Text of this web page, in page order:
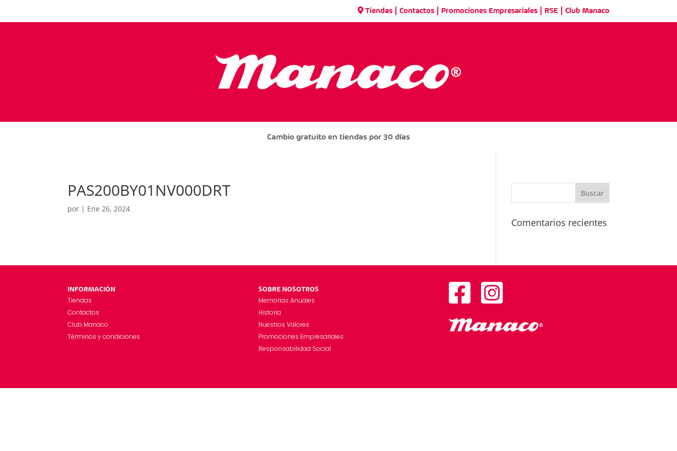
Tiendas| Contactos| Promociones Empresariales| RSE| Club Manaco
Cambio gratuito en tiendas por 30 días
PAS200BY01NV000DRT
por | Ene 26, 2024
Comentarios recientes
INFORMACIÓN
Tiendas
Contactos
Club Manaco
Términos y condiciones
SOBRE NOSOTROS
Memorias Anuales
Historia
Nuestros Valores
Promociones Empresariales
Responsabilidad Social